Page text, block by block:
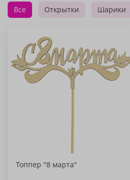
Все Открытки Шарики
Топпер "8 марта"